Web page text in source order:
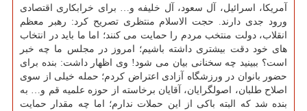
آمریكا، اسرائیل، آل سعود، آل خلیفه و… برای خرابكاری اقتصادی
ورود جدی دارند. حجت الاسلام منتظری تصریح كرد: رهبر معظم
انقلاب، دولت منتخب مردم را حمایت می كنند؛ اما ما باید در انتخاب
های خود دقت بیشتری داشته باشیم؛ امروز در مجلس ما چه خبر
است؟ ببینید چه سخنانی بیان می شود! وی اظهار داشت: بنده برای
حضور بانوان در ورزشگاه آزادی اعتراض كردم؛ حمله خیلی از سوی
اصلاح طلبان، اصولگرایان، آقایان برخاسته از حوزه علمیه قم و… به
بنده شد كه البته باكی از این حملات ندارم؛ اما چه مقدار حمایت